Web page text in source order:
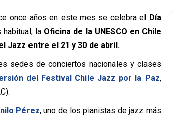
once años en este mes se celebra el Día
habitual, la Oficina de la UNESCO en Chile
Jazz entre el 21 y 30 de abril.
sedes de conciertos nacionales y clases
del Festival Chile Jazz por la Paz,
Pérez,uno de los pianistas de jazz más